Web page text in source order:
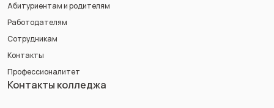
Абитуриентам и родителям
Работодателям
Сотрудникам
Контакты
Профессионалитет
Контакты колледжа